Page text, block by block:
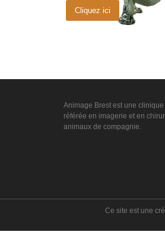
Cliquez ici
Animage Brest est une
référée en imagerie et en
animaux de compagnie.
Ce site est une